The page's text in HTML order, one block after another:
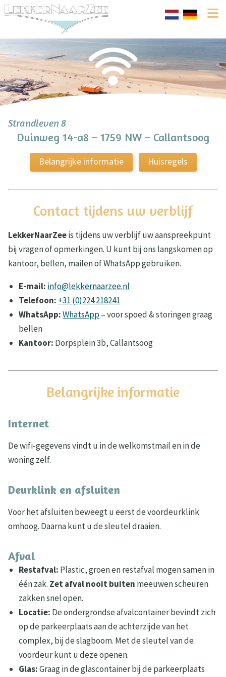
Strandleven 8
Duinweg 14-a8 – 1759 NW – Callantsoog
Belangrijke informatie Huisregels
Contact tijdens uw verblijf
LekkerNaarZeeis tijdens uw verblijf uw aanspreekpunt
bij vragen of opmerkingen. U kunt bij ons langskomen op
kantoor, bellen, mailen of WhatsApp gebruiken.
E-mail: info@lekkernaarzee.nl
Telefoon: +31 (0)224 218241
WhatsApp:WhatsApp– voor spoed & storingen graag
bellen
Kantoor: Dorpsplein 3b, Callantsoog
Belangrijke informatie
Internet
De wifi-gegevens vindt u in de welkomstmail en in de
woning zelf.
Deurklink en afsluiten
Voor het afsluiten beweegt u eerst de voordeurklink
omhoog. Daarna kunt u de sleutel draaien.
Afval
Restafval: Plastic, groen en restafval mogen samen in
één zak. Zet afval nooit buiten meeuwen scheuren
zakken snel open.
Locatie: De ondergrondse afvalcontainer bevindt zich
op de parkeerplaats aan de achterzijde van het
complex, bij de slagboom. Met de sleutel van de
voordeur kunt u deze openen.
Glas:Graag in de glascontainer bij de parkeerplaats